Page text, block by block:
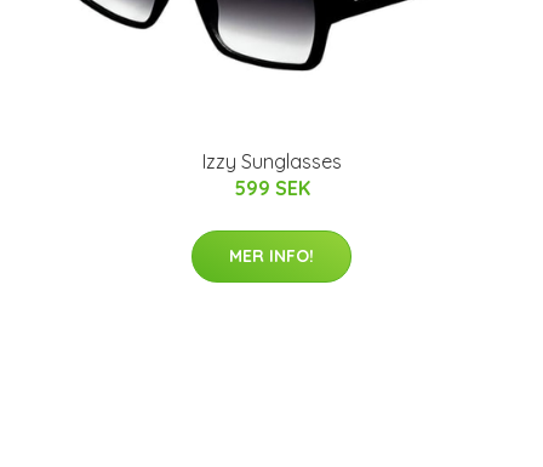
Izzy Sunglasses
599 SEK
MER INFO!